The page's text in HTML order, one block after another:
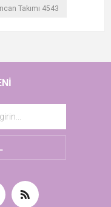
Takımı 4543